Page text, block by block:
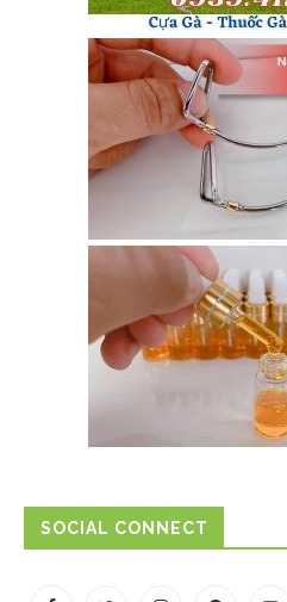
SOCIAL CONNECT